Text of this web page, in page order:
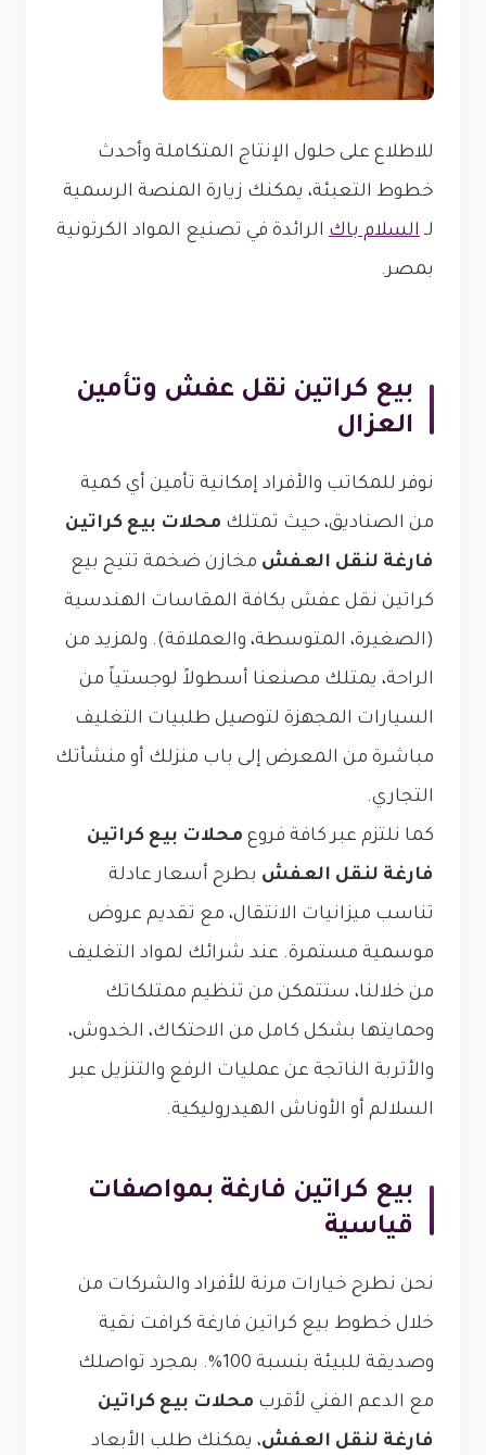
للاطلاع على حلول الإنتاج المتكاملة وأحدث
خطوط التعبئة، يمكنك زيارة المنصة الرسمية
لـ السلام باك الرائدة في تصنيع المواد الكرتونية
بمصر.
بيع كراتين نقل عفش وتأمين
العزال
نوفر للمكاتب والأفراد إمكانية تأمين أي كمية
من الصناديق، حيث تمتلك محلات بيع كراتين
فارغة لنقل العفش مخازن ضخمة تتيح بيع
كراتين نقل عفش بكافة المقاسات الهندسية
(الصغيرة، المتوسطة، والعملاقة). ولمزيد من
الراحة، يمتلك مصنعنا أسطولاً لوجستياً من
السيارات المجهزة لتوصيل طلبيات التغليف
مباشرة من المعرض إلى باب منزلك أو منشأتك
التجاري.
كما نلتزم عبر كافة فروع محلات بيع كراتين
فارغة لنقل العفش بطرح أسعار عادلة
تناسب ميزانيات الانتقال، مع تقديم عروض
موسمية مستمرة. عند شرائك لمواد التغليف
من خلالنا، ستتمكن من تنظيم ممتلكاتك
وحمايتها بشكل كامل من الاحتكاك، الخدوش،
والأتربة الناتجة عن عمليات الرفع والتنزيل عبر
السلالم أو الأوناش الهيدروليكية.
بيع كراتين فارغة بمواصفات
قياسية
نحن نطرح خيارات مرنة للأفراد والشركات من
خلال خطوط بيع كراتين فارغة كرافت نقية
وصديقة للبيئة بنسبة 100%. بمجرد تواصلك
مع الدعم الفني لأقرب محلات بيع كراتين
فارغة لنقل العفش، يمكنك طلب الأبعاد